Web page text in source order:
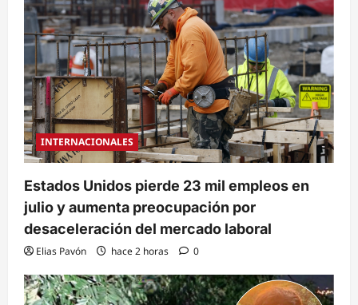
INTERNACIONALES
Estados Unidos pierde 23 mil empleos en
julio y aumenta preocupación por
desaceleración del mercado laboral
Elias Pavón hace 2 horas 0